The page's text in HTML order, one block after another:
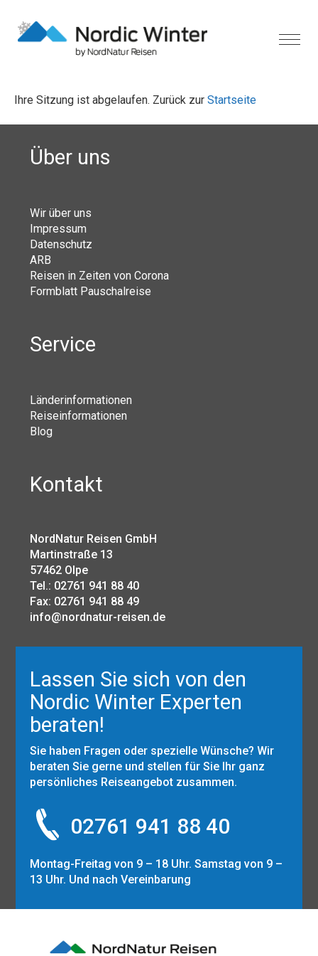
Ihre Sitzung ist abgelaufen. Zurück zur Startseite
Über uns
Wir über uns
Impressum
Datenschutz
ARB
Reisen in Zeiten von Corona
Formblatt Pauschalreise
Service
Länderinformationen
Reiseinformationen
Blog
Kontakt
NordNatur Reisen GmbH
Martinstraße 13
57462 Olpe
Tel.: 02761 941 88 40
Fax: 02761 941 88 49
info@nordnatur-reisen.de
Lassen Sie sich von den
Nordic Winter Experten
beraten!
Sie haben Fragen oder spezielle Wünsche? Wir
beraten Sie gerne und stellen für Sie Ihr ganz
persönliches Reiseangebot zusammen.
02761 941 88 40
Montag-Freitag von 9 – 18 Uhr. Samstag von 9 –
13 Uhr. Und nach Vereinbarung